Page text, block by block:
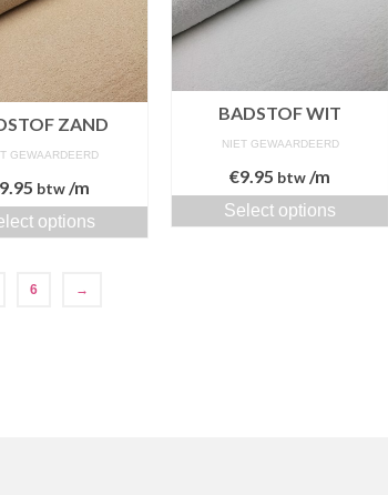
BADSTOF WIT
NIET GEWAARDEERD
€9.95 btw /m
Select options
ZAND
GEWAARDEERD
9.95 btw /m
options
6 →